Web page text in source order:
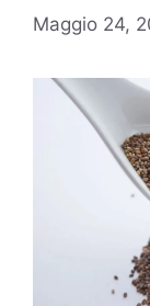
Maggio 24,